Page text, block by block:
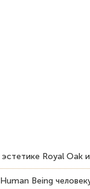
Royal Oak
Being